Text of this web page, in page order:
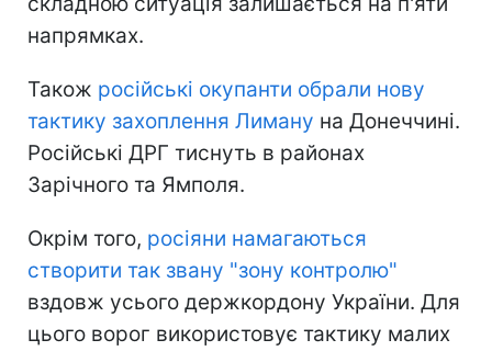
напрямках.
Також російські окупанти обрали нову
тактику захоплення Лиману на Донеччині.
Російські ДРГ тиснуть в районах
Зарічного та Ямполя.
Окрім того, росіяни намагаються
створити так звану "зону контролю"
вздовж усього держкордону України. Для
цього ворог використовує тактику малих